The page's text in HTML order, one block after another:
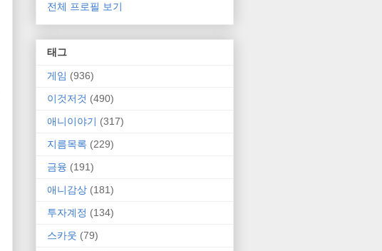
전체 프로필 보기
태그
게임 (936)
이것저것 (490)
애니이야기 (317)
지름목록 (229)
금융 (191)
애니감상 (181)
투자계정 (134)
스카웃 (79)